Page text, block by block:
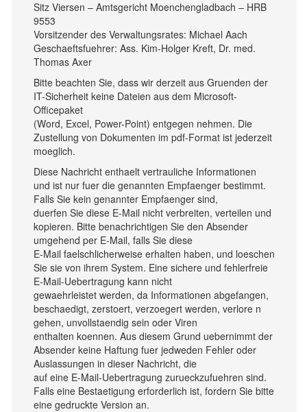
Sitz Viersen – Amtsgericht Moenchengladbach – HRB
9553
Vorsitzender des Verwaltungsrates: Michael Aach
Geschaeftsfuehrer: Ass. Kim-Holger Kreft, Dr. med.
Thomas Axer
Bitte beachten Sie, dass wir derzeit aus Gruenden der
IT-Sicherheit keine Dateien aus dem Microsoft-
Officepaket
(Word, Excel, Power-Point) entgegen nehmen. Die
Zustellung von Dokumenten im pdf-Format ist jederzeit
moeglich.
Diese Nachricht enthaelt vertrauliche Informationen
und ist nur fuer die genannten Empfaenger bestimmt.
Falls Sie kein genannter Empfaenger sind,
duerfen Sie diese E-Mail nicht verbreiten, verteilen und
kopieren. Bitte benachrichtigen Sie den Absender
umgehend per E-Mail, falls Sie diese
E-Mail faelschlicherweise erhalten haben, und loeschen
Sie sie von ihrem System. Eine sichere und fehlerfreie
E-Mail-Uebertragung kann nicht
gewaehrleistet werden, da Informationen abgefangen,
beschaedigt, zerstoert, verzoegert werden, verlore n
gehen, unvollstaendig sein oder Viren
enthalten koennen. Aus diesem Grund uebernimmt der
Absender keine Haftung fuer jedweden Fehler oder
Auslassungen in dieser Nachricht, die
auf eine E-Mail-Uebertragung zurueckzufuehren sind.
Falls eine Bestaetigung erforderlich ist, fordern Sie bitte
eine gedruckte Version an.